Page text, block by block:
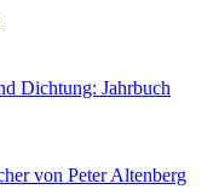
Dichtung: Jahrbuch
von Peter Altenberg